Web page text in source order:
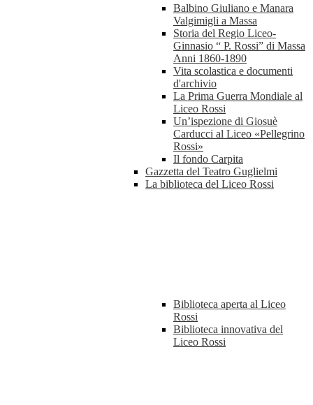
Balbino Giuliano e Manara
Valgimigli a Massa
Storia del Regio Liceo-
Ginnasio “ P. Rossi” di Massa
Anni 1860-1890
Vita scolastica e documenti
d'archivio
La Prima Guerra Mondiale al
Liceo Rossi
Un’ispezione di Giosuè
Carducci al Liceo «Pellegrino
Rossi»
Il fondo Carpita
Gazzetta del Teatro Guglielmi
La biblioteca del Liceo Rossi
Biblioteca aperta al Liceo
Rossi
Biblioteca innovativa del
Liceo Rossi